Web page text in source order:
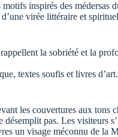
inspirés des médersas
virée littéraire et
la sobriété et la
textes soufis et livres
les couvertures aux tons
pas. Les visiteurs
un visage méconnu de la